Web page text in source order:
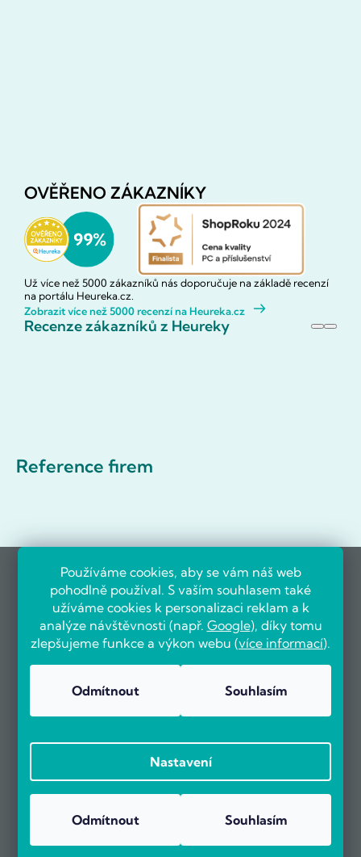
Používáme cookies, aby se vám náš web
pohodlně používal. S vaším souhlasem také
užíváme cookies k personalizaci reklam a k
analýze návštěvnosti (např. Google), díky tomu
zlepšujeme funkce a výkon webu (více informací).
Odmítnout Souhlasím
Nastavení
Odmítnout Souhlasím
OVĚŘENO ZÁKAZNÍKY
Už více než 5000 zákazníků nás doporučuje na základě recenzí
na portálu Heureka.cz.
Zobrazit více než 5000 recenzí na Heureka.cz
Recenze zákazníků z Heureky
Reference firem